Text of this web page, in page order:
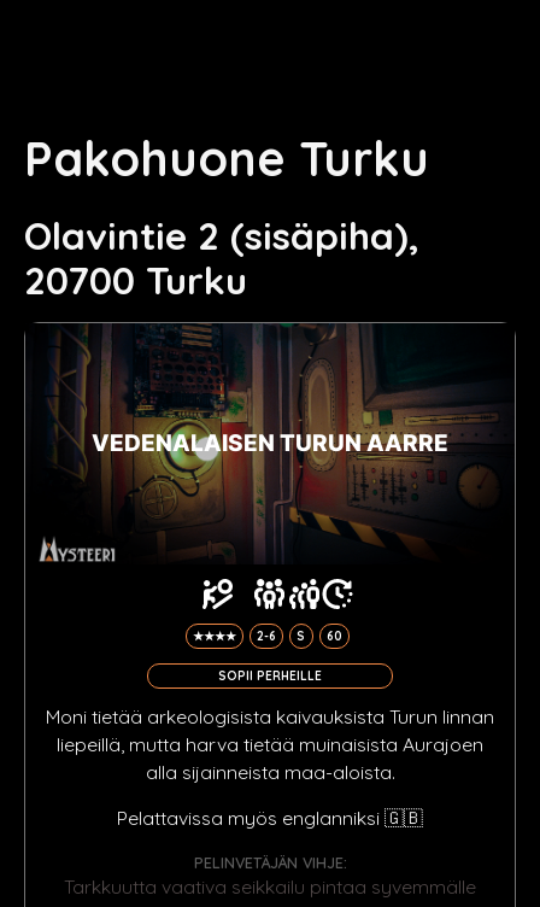
Pakohuone Turku
Olavintie 2 (sisäpiha),
20700 Turku
VEDENALAISEN TURUN AARRE
★★★★ 2-6 S 60
SOPII PERHEILLE
Moni tietää arkeologisista kaivauksista Turun linnan
liepeillä, mutta harva tietää muinaisista Aurajoen
alla sijainneista maa-aloista.
Pelattavissa myös englanniksi 🇬🇧
PELINVETÄJÄN VIHJE:
Tarkkuutta vaativa seikkailu pintaa syvemmälle